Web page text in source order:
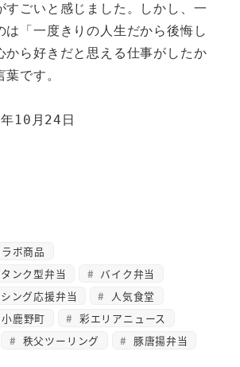
すごいと感じました。しかし、一
は「一度きりの人生だから後悔し
から好きだと思える仕事がしたか
です。
10月24日
ボ商品
ンク型弁当
バイク弁当
ング応援弁当
人気食堂
小鹿野町
彩エリアニュース
秩父ツーリング 豚唐揚弁当